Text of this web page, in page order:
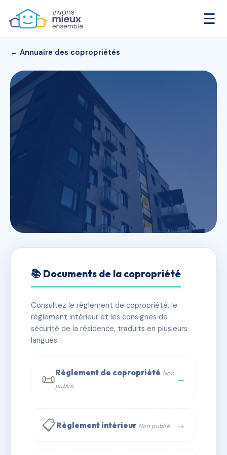
☰
← Annuaire des copropriétés
SYND COPRO 40r BELLE
FONTAINE
📍 40 r de la belle fontaine 56100 Lorient
⚠ IMMATRICULEE_RATTACHEMENT_EXPIRE
🏠 15 lots
📞 Contacter Syndic Digital 💬 WhatsApp
✉ Email
📚 Documents de la copropriété
Consultez le règlement de copropriété, le
règlement intérieur et les consignes de
sécurité de la résidence, traduits en plusieurs
langues.
📜Règlement de copropriété Non
publié
→
📋Règlement intérieur Non publié →